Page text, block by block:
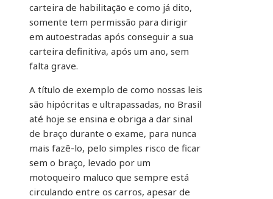
carteira de habilitação e como já dito,
somente tem permissão para dirigir
em autoestradas após conseguir a sua
carteira definitiva, após um ano, sem
falta grave.
A título de exemplo de como nossas leis
são hipócritas e ultrapassadas, no Brasil
até hoje se ensina e obriga a dar sinal
de braço durante o exame, para nunca
mais fazê-lo, pelo simples risco de ficar
sem o braço, levado por um
motoqueiro maluco que sempre está
circulando entre os carros, apesar de